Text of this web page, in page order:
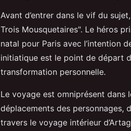
Avant d’entrer dans le vif du
Trois Mousquetaires". Le héros
natal pour Paris avec l’intention
initiatique est le point de départ
transformation personnelle.
Le voyage est omniprésent dans
déplacements des personnages,
travers le voyage intérieur